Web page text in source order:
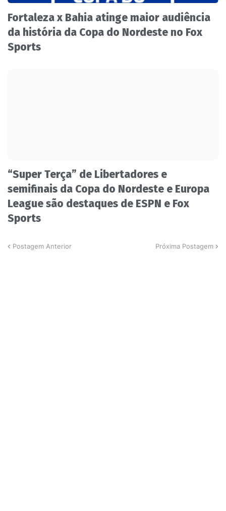
Fortaleza x Bahia atinge maior audiência
da história da Copa do Nordeste no Fox
Sports
“Super Terça” de Libertadores e
semifinais da Copa do Nordeste e Europa
League são destaques de ESPN e Fox
Sports
Postagem Anterior Próxima Postagem